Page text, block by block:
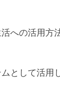
への活用方
として活用